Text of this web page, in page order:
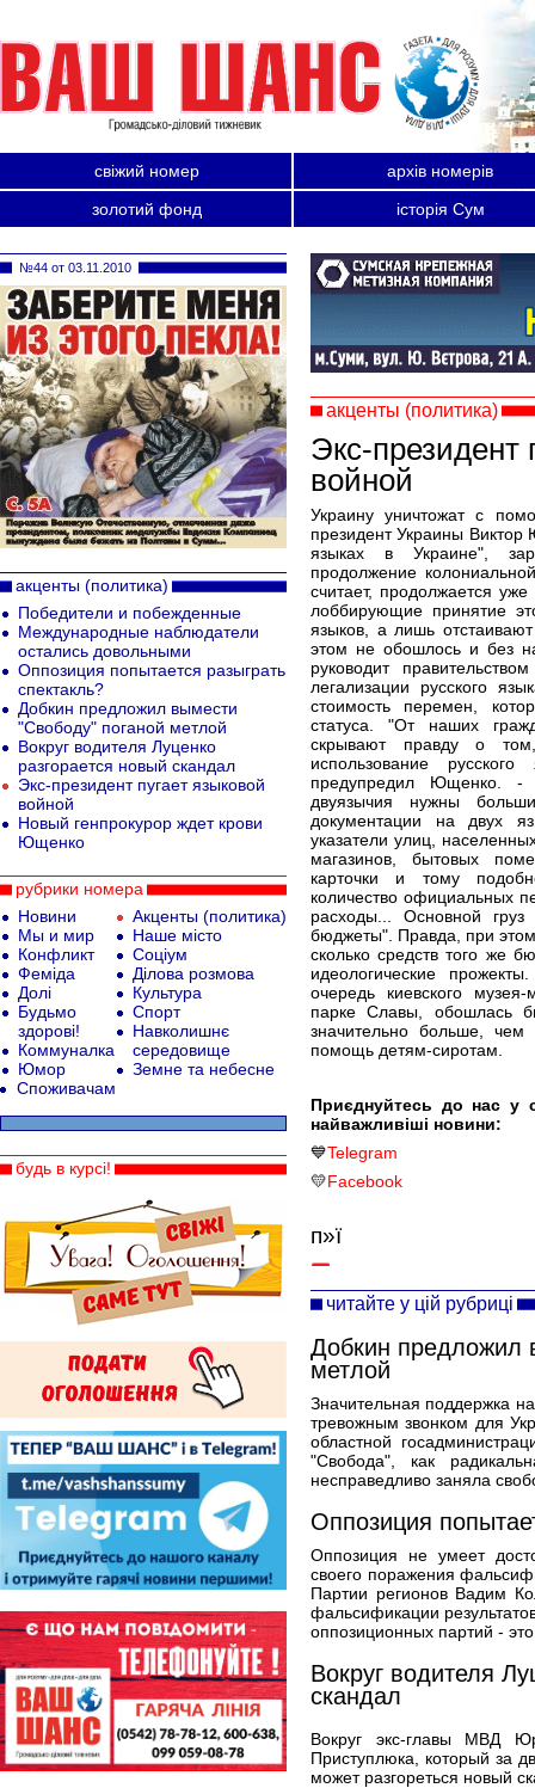
свіжий номер
архів номерів
золотий фонд
історія Сум
акценты (политика)
Экс-президент
войной
Украину уничтожат с
президент Украины
языках в Украине",
продолжение
считает, продолжается
лоббирующие принятие
языков, а лишь
этом не обошлось и без
руководит
легализации русского
стоимость перемен,
статуса. "От наших
скрывают правду о
использование
предупредил Ющенко. -
двуязычия нужны
документации на двух
указатели улиц,
магазинов, бытовых
карточки и тому
количество официальных
расходы... Основной
бюджеты". Правда, при
сколько средств того же
идеологические
очередь киевского
парке Славы, обошлась
значительно больше, чем
помощь детям-сиротам.
Приєднуйтесь до нас у
найважливіші новини:
💙Telegram
💛Facebook
п»ї
читайте у цій рубриці
Добкин предложил
метлой
Значительная поддержка
тревожным звонком для
областной
"Свобода", как
несправедливо заняла
Оппозиция
Оппозиция не умеет
своего поражения
Партии регионов Вадим
фальсификации
оппозиционных партий -
Вокруг водителя
скандал
Вокруг экс-главы МВД
Приступлюка, который за
может разгореться новый
№44 от 03.11.2010
акценты (политика)
Победители и побежденные
Международные наблюдатели
остались довольными
Оппозиция попытается разыграть
спектакль?
Добкин предложил вымести
"Свободу" поганой метлой
Вокруг водителя Луценко
разгорается новый скандал
Экс-президент пугает языковой
войной
Новый генпрокурор ждет крови
Ющенко
рубрики номера
Новини
Мы и мир
Конфликт
Феміда
Долі
Будьмо
здорові!
Коммуналка
Юмор
Акценты (политика)
Наше місто
Соціум
Ділова розмова
Культура
Спорт
Навколишнє
середовище
Земне та небесне
Споживачам
будь в курсі!